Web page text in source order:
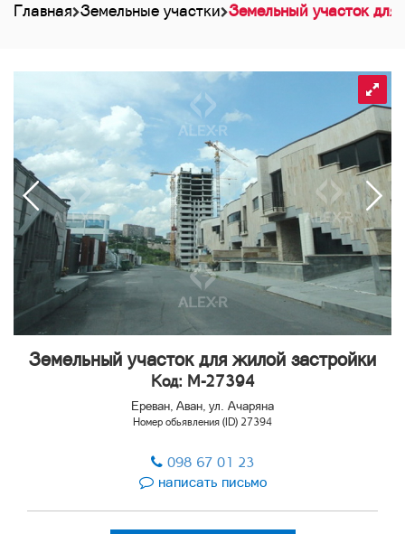
Главная Земельные участки Земельный участок
Земельный участок для жилой застройки
Код: M-27394
Ереван, Аван, ул. Ачаряна
Номер обьявления (ID) 27394
098 67 01 23
написать письмо